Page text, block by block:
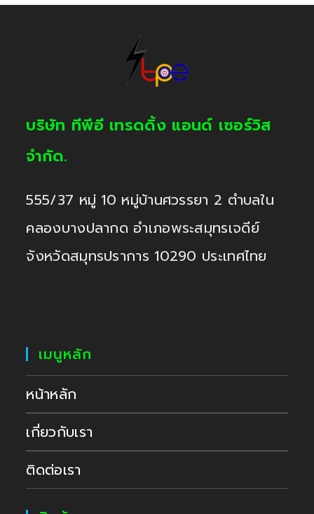
บริษัท ทีพีอี เทรดดิ้ง แอนด์ เซอร์วิส
จำกัด.
555/37 หมู่ 10 หมู่บ้านศวรรยา 2 ตำบลใน
คลองบางปลากด อำเภอพระสมุทรเจดีย์
จังหวัดสมุทรปราการ 10290 ประเทศไทย
เมนูหลัก
หน้าหลัก
เกี่ยวกับเรา
ติดต่อเรา